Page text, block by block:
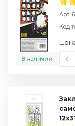
Арт.
В наличии
Код